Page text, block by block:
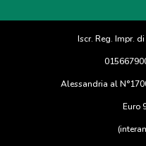
Iscr. Reg. Impr.
Alessandria al
Euro